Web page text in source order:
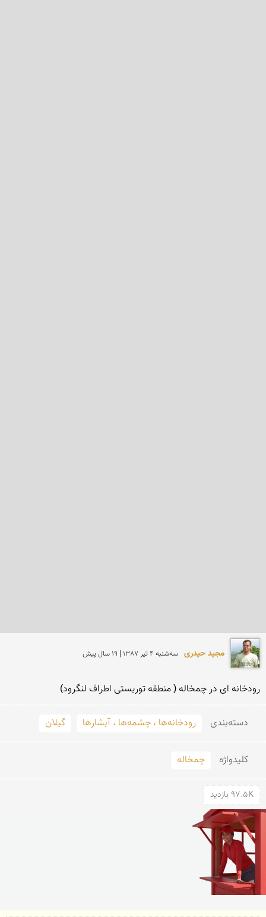
مجید حیدری سه‌شنبه 4 تير 1387 | 19 سال پیش
رودخانه ای در چمخاله ( منطقه توریستی اطراف لنگرود)
دسته‌بندی رودخانه‌ها ، چشمه‌ها ، آبشارها گیلان
کلید‌واژه چمخاله
97.5K بازدید